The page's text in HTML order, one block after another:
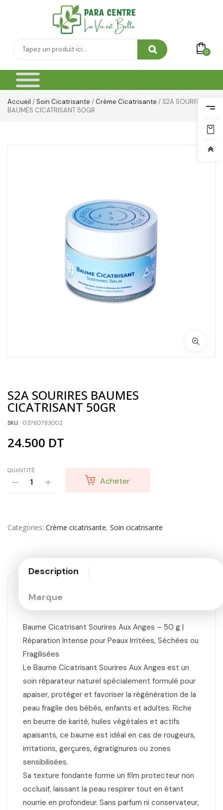
0
Accueil /Soin Cicatrisante /Crème Cicatrisante / S2A SOURIRES
BAUMES CICATRISANT 50GR
S2A SOURIRES BAUMES
CICATRISANT 50GR
SKU: 03760783002
24.500 DT
QUANTITÉ:
Acheter
Categories Crème cicatrisante, Soin cicatrisante
Description
Marque
Baume Cicatrisant Sourires Aux Anges – 50 g |
Réparation Intense pour Peaux Irritées, Séchées ou
Fragilisées
Le Baume Cicatrisant Sourires Aux Anges est un
soin réparateur naturel spécialement formulé pour
apaiser, protéger et favoriser la régénération de la
peau fragile des bébés, enfants et adultes. Riche
en beurre de karité, huiles végétales et actifs
apaisants, ce baume est idéal en cas de rougeurs,
irritations, gerçures, égratignures ou zones
sensibilisées.
Sa texture fondante forme un film protecteur non
occlusif, laissant la peau respirer tout en étant
nourrie en profondeur. Sans parfum ni conservateur,